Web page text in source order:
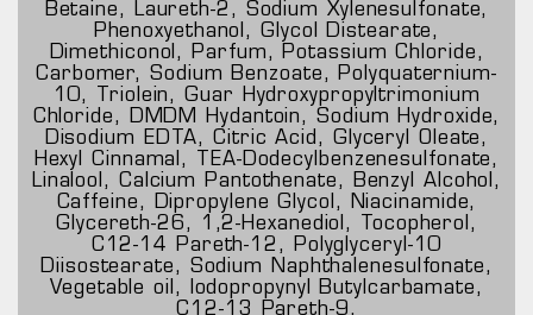
Betaine, Laureth-2, Sodium Xylenesulfonate,
Phenoxyethanol, Glycol Distearate,
Dimethiconol, Parfum, Potassium Chloride,
Carbomer, Sodium Benzoate, Polyquaternium-
10, Triolein, Guar Hydroxypropyltrimonium
Chloride, DMDM Hydantoin, Sodium Hydroxide,
Disodium EDTA, Citric Acid, Glyceryl Oleate,
Hexyl Cinnamal, TEA-Dodecylbenzenesulfonate,
Linalool, Calcium Pantothenate, Benzyl Alcohol,
Caffeine, Dipropylene Glycol, Niacinamide,
Glycereth-26, 1,2-Hexanediol, Tocopherol,
C12-14 Pareth-12, Polyglyceryl-10
Diisostearate, Sodium Naphthalenesulfonate,
Vegetable oil, Iodopropynyl Butylcarbamate,
C12-13 Pareth-9.